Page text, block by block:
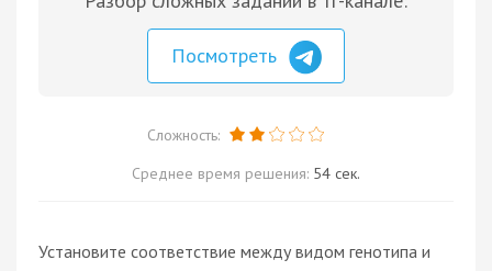
Посмотреть
Сложность:
Среднее время решения: 54 сек.
Установите соответствие между видом генотипа и